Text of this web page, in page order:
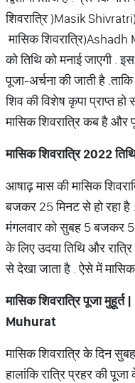
शिवरात्रि (Masik
मासिक शिवरात्रि(Ashadh
को तिथि को मनाई जाएगी. इस
पूजा-अर्चना की जाती है .
शिव की विशेष कृपा प्राप्त
मासिक शिवरात्रि कब है और
मासिक शिवरात्रि2022
आषाढ़ मास की मासिक
बजकर 25 मिनट से हो रहा है .
मंगलवार को सुबह 5 बजकर
के लिए उदया तिथि और
से देखा जाता है . ऐसे में मासिक
मासिक शिवरात्रि पूजा मुहूर्त |
Muhurat
मासिक शिवरात्रि के दिन
हालांकि रात्रि प्रहर की